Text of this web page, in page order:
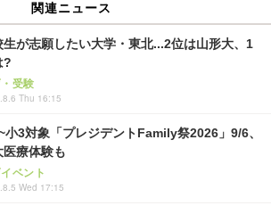
関連ニュース
生が志願したい大学・東北...2位は山形大、1
?
受験
Thu 16:15
小3対象「プレジデントFamily祭2026」9/6、
医療体験も
ベント
Wed 17:15